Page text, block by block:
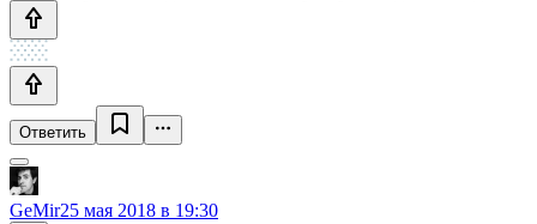
Ответить
GeMir25 мая 2018 в 19:30